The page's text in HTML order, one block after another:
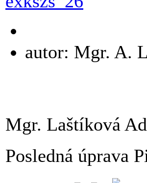
autor: Mgr. A.
Mgr. Laštíková
Posledná úprava